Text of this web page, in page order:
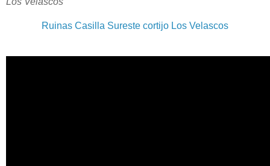
Ruinas Casilla Sureste cortijo Los Velascos